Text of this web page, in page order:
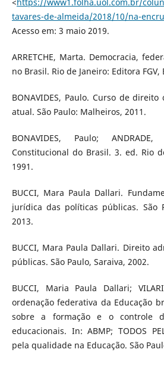
tavares-de-almeida/2018/10/na-
Acesso em: 3 maio 2019.
ARRETCHE, Marta. Democracia,
no Brasil. Rio de Janeiro: Editora FGV,
BONAVIDES, Paulo. Curso de
atual. São Paulo: Malheiros, 2011.
BONAVIDES, Paulo;
Constitucional do Brasil. 3. ed. Rio
1991.
BUCCI, Mara Paula Dallari.
jurídica das políticas públicas. São
2013.
BUCCI, Mara Paula Dallari. Direito
públicas. São Paulo, Saraiva, 2002.
BUCCI, Maria Paula Dallari;
ordenação federativa da Educação
sobre a formação e o controle
educacionais. In: ABMP; TODOS
pela qualidade na Educação. São